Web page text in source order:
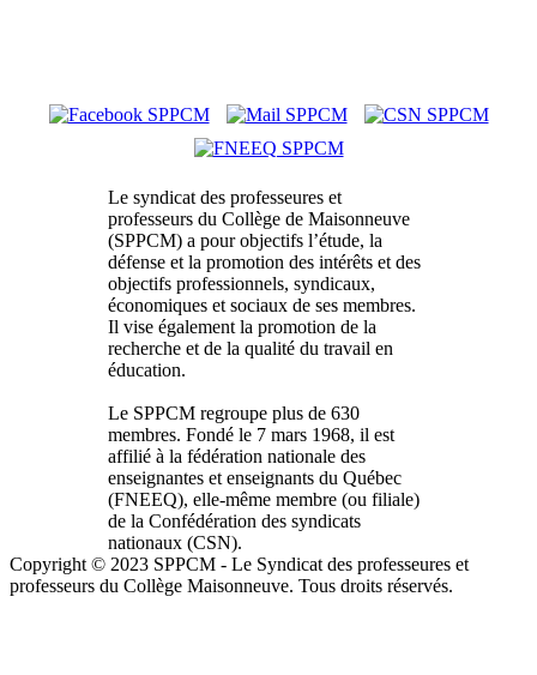
Le syndicat des professeures et
professeurs du Collège de Maisonneuve
(SPPCM) a pour objectifs l’étude, la
défense et la promotion des intérêts et des
objectifs professionnels, syndicaux,
économiques et sociaux de ses membres.
Il vise également la promotion de la
recherche et de la qualité du travail en
éducation.
Le SPPCM regroupe plus de 630
membres. Fondé le 7 mars 1968, il est
affilié à la fédération nationale des
enseignantes et enseignants du Québec
(FNEEQ), elle-même membre (ou filiale)
de la Confédération des syndicats
nationaux (CSN).
Copyright © 2023 SPPCM - Le Syndicat des professeures et
professeurs du Collège Maisonneuve. Tous droits réservés.